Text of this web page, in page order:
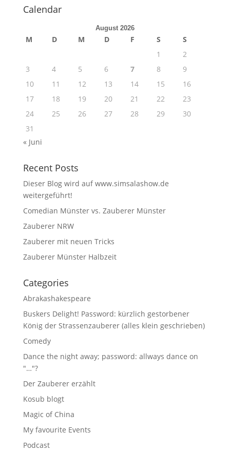
Calendar
August 2026
M D M D F S
S
1
2
3
4 5 6 7 8
9
10
11 12 13 14 15
16
17
18 19 20 21 22
23
24
25 26 27 28 29
30
31
« Juni
Recent Posts
Dieser Blog wird auf www.simsalashow.de
weitergeführt!
Comedian Münster vs. Zauberer Münster
Zauberer NRW
Zauberer mit neuen Tricks
Zauberer Münster Halbzeit
Categories
Abrakashakespeare
Buskers Delight! Password: kürzlich gestorbener
König der Strassenzauberer (alles klein geschrieben)
Comedy
Dance the night away; password: allways dance on
"…"?
Der Zauberer erzählt
Kosub blogt
Magic of China
My favourite Events
Podcast